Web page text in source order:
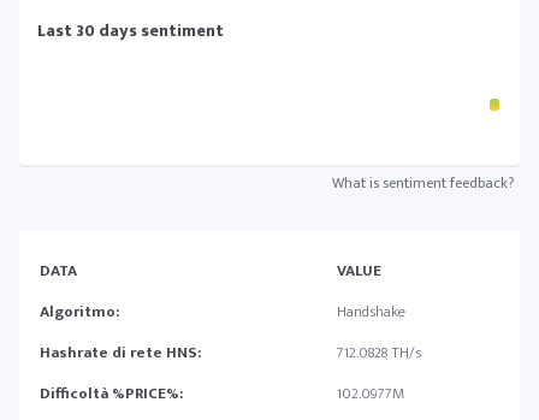
Last 30 days sentiment
What is sentiment feedback?
DATA
VALUE
Algoritmo:
Handshake
Hashrate di rete HNS:
712.0828 TH/s
Difficoltà %PRICE%:
102.0977M